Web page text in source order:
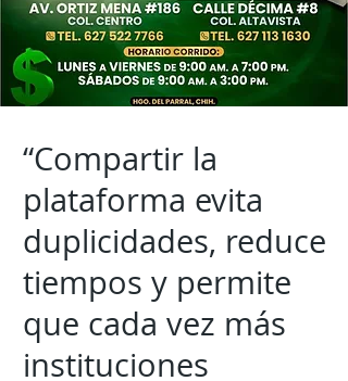
“Compartir la
plataforma evita
duplicidades, reduce
tiempos y permite
que cada vez más
instituciones